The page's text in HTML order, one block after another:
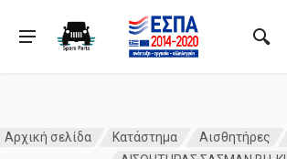
Αρχική σελίδα Κατάστημα Αισθητήρες